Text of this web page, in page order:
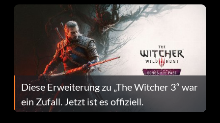
Diese Erweiterung zu „The Witcher 3“ war
ein Zufall. Jetzt ist es offiziell.